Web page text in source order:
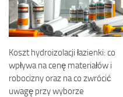
Koszt hydroizolacji łazienki: co
wpływa na cenę materiałów i
robocizny oraz na co zwrócić
uwagę przy wyborze